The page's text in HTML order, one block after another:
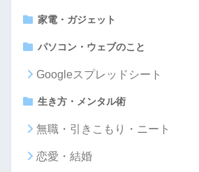
家電・ガジェット
パソコン・ウェブのこと
Googleスプレッドシート
生き方・メンタル術
無職・引きこもり・ニート
恋愛・結婚